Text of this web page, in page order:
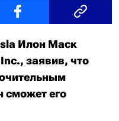
Илон Маск
заявив, что
сможет его